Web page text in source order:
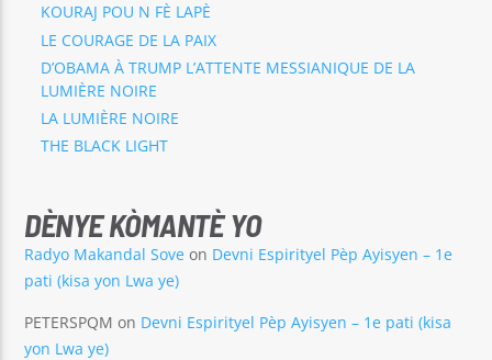
KOURAJ POU N FÈ LAPÈ
LE COURAGE DE LA PAIX
D’OBAMA À TRUMP L’ATTENTE MESSIANIQUE DE LA
LUMIÈRE NOIRE
LA LUMIÈRE NOIRE
THE BLACK LIGHT
DÈNYE KÒMANTÈ YO
Radyo Makandal Sove on Devni Espirityel Pèp Ayisyen – 1e
pati (kisa yon Lwa ye)
PETERSPQM on Devni Espirityel Pèp Ayisyen – 1e pati (kisa
yon Lwa ye)